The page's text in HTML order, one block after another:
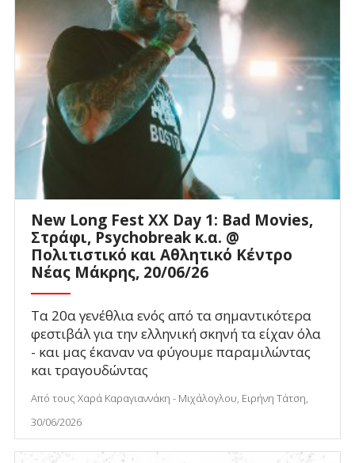
New Long Fest XX Day 1: Bad Movies,
Στράφι, Psychobreak κ.α. @
Πολιτιστικό και Αθλητικό Κέντρο
Νέας Μάκρης, 20/06/26
Τα 20α γενέθλια ενός από τα σημαντικότερα
φεστιβάλ για την ελληνική σκηνή τα είχαν όλα
- και μας έκαναν να φύγουμε παραμιλώντας
και τραγουδώντας
Από τους Χαρά Καραγιαννάκη - Μιχάλογλου, Ειρήνη Τάτση,
30/06/2026